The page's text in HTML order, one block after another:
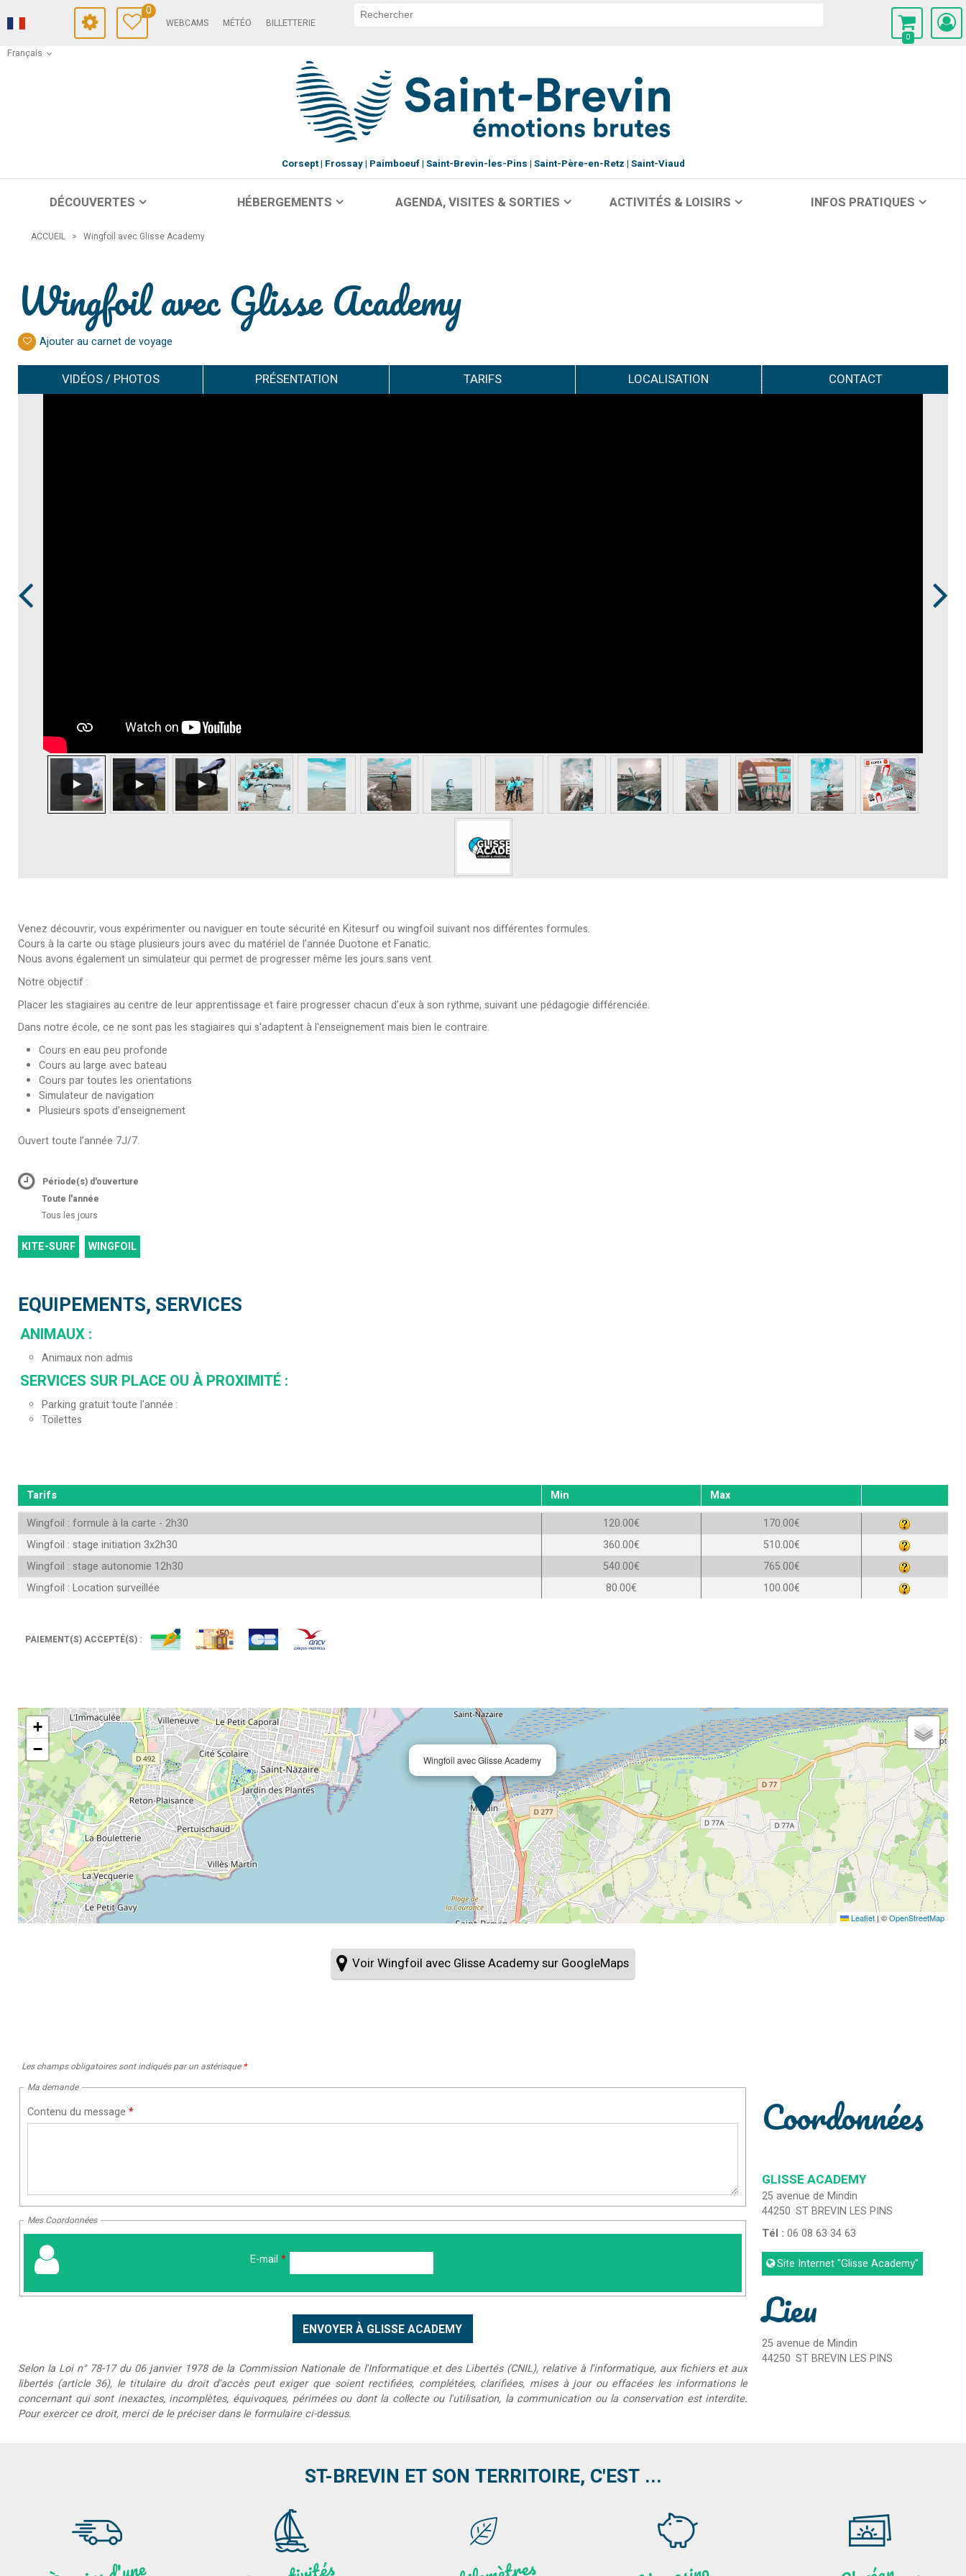
Français
0
WEBCAMS MÉTÉO BILLETTERIE
0
Corsept Frossay Paimboeuf Saint-Brevin-les-Pins Saint-Père-en-Retz Saint-Viaud
DÉCOUVERTES HÉBERGEMENTS AGENDA, VISITES & SORTIES ACTIVITÉS & LOISIRS INFOS PRATIQUES
ACCUEIL > Wingfoil avec Glisse Academy
Wingfoil avec Glisse Academy
Ajouter au carnet de voyage
VIDÉOS / PHOTOS PRÉSENTATION TARIFS LOCALISATION CONTACT
Venez découvrir, vous expérimenter ou naviguer en toute sécurité en Kitesurf ou wingfoil suivant nos différentes formules.
Cours à la carte ou stage plusieurs jours avec du matériel de l’année Duotone et Fanatic.
Nous avons également un simulateur qui permet de progresser même les jours sans vent.
Notre objectif :
Placer les stagiaires au centre de leur apprentissage et faire progresser chacun d'eux à son rythme, suivant une pédagogie différenciée.
Dans notre école, ce ne sont pas les stagiaires qui s'adaptent à l'enseignement mais bien le contraire.
Cours en eau peu profonde
Cours au large avec bateau
Cours par toutes les orientations
Simulateur de navigation
Plusieurs spots d'enseignement
Ouvert toute l’année 7J/7.
Période(s) d'ouverture
Toute l'année
Tous les jours
KITE-SURF WINGFOIL
EQUIPEMENTS, SERVICES
ANIMAUX :
Animaux non admis
SERVICES SUR PLACE OU À PROXIMITÉ :
Parking gratuit toute l'année
Toilettes
Tarifs Min
Max
Wingfoil : formule à la carte - 2h30
120.00€
170.00€
Wingfoil : stage initiation 3x2h30
360.00€
510.00€
Wingfoil : stage autonomie 12h30
540.00€
765.00€
Wingfoil : Location surveillée
80.00€ 100.00€
PAIEMENT(S) ACCEPTÉ(S) :
Wingfoil avec Glisse Academy
+
−
Leaflet |©OpenStreetMap
Voir Wingfoil avec Glisse Academy sur GoogleMaps
Les champs obligatoires sont indiqués par un astérisque *
Ma demande
Contenu du message *
Mes Coordonnées
E-mail *
Selon la Loi n° 78-17 du 06 janvier 1978 de la Commission Nationale de l'Informatique et des Libertés (CNIL), relative à l'informatique, aux fichiers et aux
libertés (article 36), le titulaire du droit d'accès peut exiger que soient rectifiées, complétées, clarifiées, mises à jour ou effacées les informations le
concernant qui sont inexactes, incomplètes, équivoques, périmées ou dont la collecte ou l'utilisation, la communication ou la conservation est interdite.
Pour exercer ce droit, merci de le préciser dans le formulaire ci-dessus.
Coordonnées
GLISSE ACADEMY
25 avenue de Mindin
44250 ST BREVIN LES PINS
Tél :06 08 63 34 63
Site Internet"Glisse Academy"
Lieu
25 avenue de Mindin
44250 ST BREVIN LES PINS
ST-BREVIN ET SON TERRITOIRE, C'EST ...